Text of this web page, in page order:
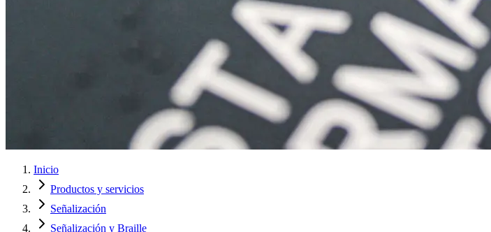
Inicio
Productos y servicios
Señalización
Señalización y Braille